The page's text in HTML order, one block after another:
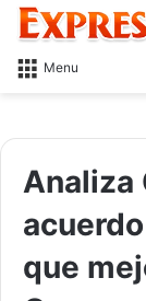
Menu
Analiza
que